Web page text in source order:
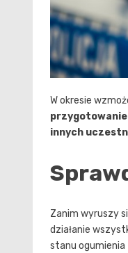
W okresie
przygotowanie
innych
Zanim wyruszy
działanie
stanu ogumienia